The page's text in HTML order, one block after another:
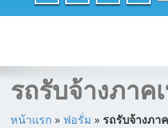
รถรับจ้างภาค
หน้าแรก » ฟอรั่ม » รถรับจ้างภา